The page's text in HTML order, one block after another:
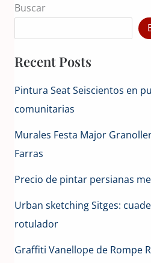
Buscar
Recent Posts
Pintura Seat Seiscientos en
comunitarias
Murales Festa Major
Farras
Precio de pintar persianas
Urban sketching Sitges:
rotulador
Graffiti Vanellope de Rompe